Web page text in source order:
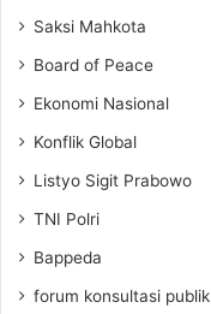
Saksi Mahkota
Board of Peace
Ekonomi Nasional
Konflik Global
Listyo Sigit Prabowo
TNI Polri
Bappeda
forum konsultasi publik